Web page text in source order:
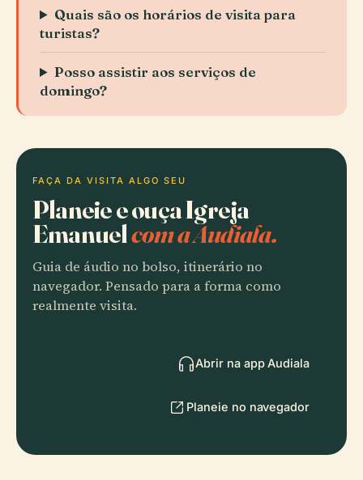
Quais são os horários de visita para
turistas?
Posso assistir aos serviços de
domingo?
FAÇA DA VISITA ALGO SEU
Planeie e ouça Igreja
Emanuelcom a Audiala.
Guia de áudio no bolso, itinerário no
navegador. Pensado para a forma como
realmente visita.
Abrir na app Audiala
Planeie no navegador